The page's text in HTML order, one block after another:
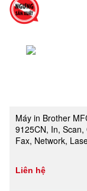
Máy in Brother
9125CN, In, Scan,
Fax, Network,
Liên hệ